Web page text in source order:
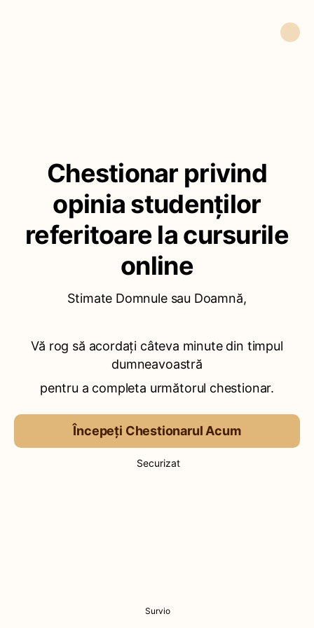
Chestionar privind
opinia studenților
referitoare la cursurile
online
Stimate Domnule sau Doamnă,
Vă rog să acordați câteva minute din timpul
dumneavoastră
pentru a completa următorul chestionar.
Începeți Chestionarul Acum
Securizat
Survio